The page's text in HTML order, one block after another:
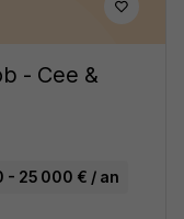
- Cee &
- 25 000 € / an